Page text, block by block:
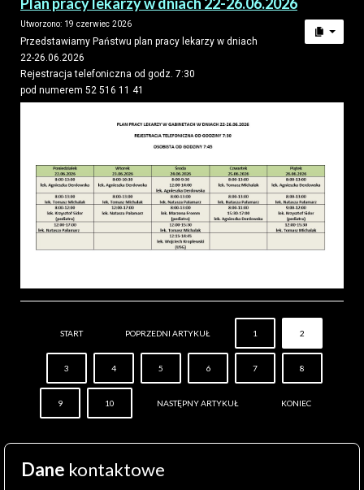
Utworzono: 19 czerwiec 2026
Przedstawiamy Państwu plan pracy lekarzy w dniach
22-26.06.2026
Rejestracja telefoniczna od godz. 7:30
pod numerem 52 516 11 41
START POPRZEDNI ARTYKUŁ 1 2
3 4 5 6 7 8
9 10 NASTĘPNY ARTYKUŁ KONIEC
Dane kontaktowe